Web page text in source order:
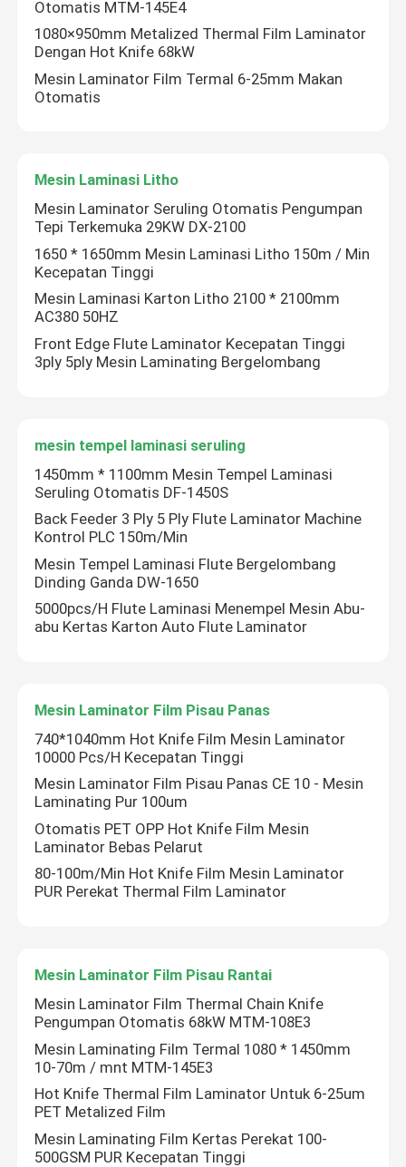
Laminator Seruling Berkecepatan Tinggi
Mesin Laminating Karton
Laminator Seruling 5 Lapis
mesin perekat folder
Mesin Penumpuk Otomatis
Mesin Laminator Film Termal
mesin tempel laminasi seruling
Mesin Laminator Film Pisau Panas
Laminator Karton
Otomatis MTM-145E4
1080×950mm Metalized Thermal Film Laminator
Dengan Hot Knife 68kW
Mesin Laminator Film Termal 6-25mm Makan
Otomatis
Mesin Laminasi Litho
Mesin Laminator Seruling Otomatis Pengumpan
Tepi Terkemuka 29KW DX-2100
1650 * 1650mm Mesin Laminasi Litho 150m / Min
Kecepatan Tinggi
Mesin Laminasi Karton Litho 2100 * 2100mm
AC380 50HZ
Front Edge Flute Laminator Kecepatan Tinggi
3ply 5ply Mesin Laminating Bergelombang
mesin tempel laminasi seruling
1450mm * 1100mm Mesin Tempel Laminasi
Seruling Otomatis DF-1450S
Back Feeder 3 Ply 5 Ply Flute Laminator Machine
Kontrol PLC 150m/Min
Mesin Tempel Laminasi Flute Bergelombang
Dinding Ganda DW-1650
5000pcs/H Flute Laminasi Menempel Mesin Abu-
abu Kertas Karton Auto Flute Laminator
Mesin Laminator Film Pisau Panas
740*1040mm Hot Knife Film Mesin Laminator
10000 Pcs/H Kecepatan Tinggi
Mesin Laminator Film Pisau Panas CE 10 - Mesin
Laminating Pur 100um
Otomatis PET OPP Hot Knife Film Mesin
Laminator Bebas Pelarut
80-100m/Min Hot Knife Film Mesin Laminator
PUR Perekat Thermal Film Laminator
Mesin Laminator Film Pisau Rantai
Mesin Laminator Film Thermal Chain Knife
Pengumpan Otomatis 68kW MTM-108E3
Mesin Laminating Film Termal 1080 * 1450mm
10-70m / mnt MTM-145E3
Hot Knife Thermal Film Laminator Untuk 6-25um
PET Metalized Film
Mesin Laminating Film Kertas Perekat 100-
500GSM PUR Kecepatan Tinggi